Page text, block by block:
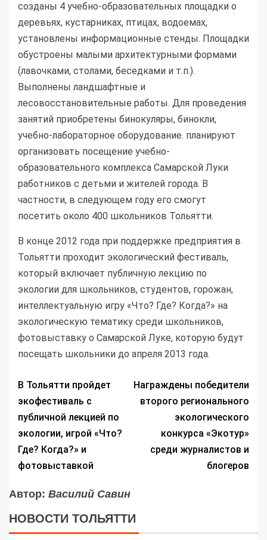
созданы 4 учебно-образовательных площадки о
деревьях, кустарниках, птицах, водоемах,
установлены информационные стенды. Площадки
обустроены малыми архитектурными формами
(лавочками, столами, беседками и т.п.).
Выполнены ландшафтные и
лесовосстановительные работы. Для проведения
занятий приобретены бинокуляры, бинокли,
учебно-лабораторное оборудование. планируют
организовать посещение учебно-
образовательного комплекса Самарской Луки
работников с детьми и жителей города. В
частности, в следующем году его смогут
посетить около 400 школьников Тольятти.
В конце 2012 года при поддержке предприятия в
Тольятти проходит экологический фестиваль,
который включает публичную лекцию по
экологии для школьников, студентов, горожан,
интеллектуальную игру «Что? Где? Когда?» на
экологическую тематику среди школьников,
фотовыставку о Самарской Луке, которую будут
посещать школьники до апреля 2013 года.
В Тольятти пройдет
экофестиваль с
публичной лекцией по
экологии, игрой «Что?
Где? Когда?» и
фотовыставкой
Награждены победители
второго регионального
экологического
конкурса «Экотур»
среди журналистов и
блогеров
Автор: Василий Савин
НОВОСТИ ТОЛЬЯТТИ